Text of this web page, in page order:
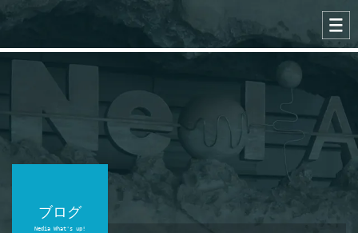
ブログ
Nedia What's up!